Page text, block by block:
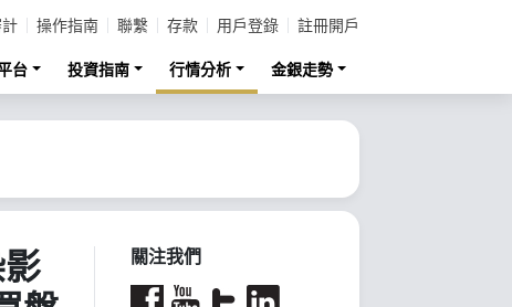
操作指南 聯繫 存款 用戶登錄 註冊開戶
台 投資指南 行情分析 金銀走勢
關注我們